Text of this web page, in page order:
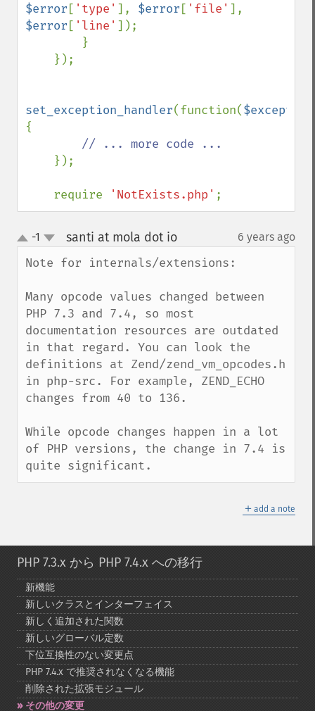
$error [ 'type' ], $error [ 'file'
$error [ 'line' ]);
set_exception_handler(function($exception
{
// ... more code ...
});
    require
'NotExists.php' ;
up
down
-1 santi at mola dot io¶ 6 years ago
Note for internals/extensions:
Many opcode values changed between
PHP 7.3 and 7.4, so most
documentation resources are outdated
in that regard. You can look the
definitions at Zend/zend_vm_opcodes.h
in php-src. For example, ZEND_ECHO
changes from 40 to 136.
While opcode changes happen in a lot
of PHP versions, the change in 7.4 is
quite significant.
＋ add a note
PHP 7.3.x から PHP 7.4.x への移行
新機能
新しいクラスとインターフェイス
新しく追加された関数
新しいグローバル定数
下位互換性のない変更点
PHP 7.4.x で推奨されなくなる機能
削除された拡張モジュール
その他の変更